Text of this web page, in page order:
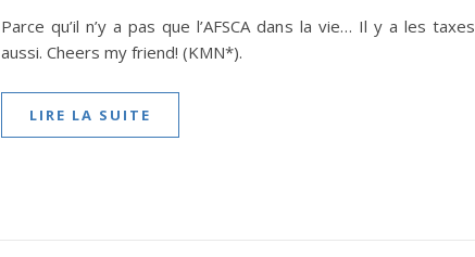
Parce qu’il n’y a pas que l’AFSCA dans la vie… Il y a les taxes
aussi. Cheers my friend! (KMN*).
LIRE LA SUITE